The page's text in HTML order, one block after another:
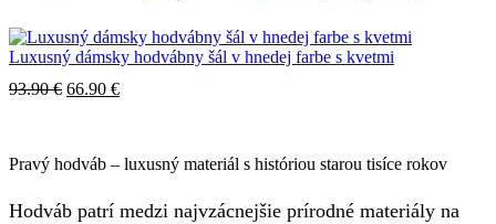
Luxusný dámsky hodvábny šál v hnedej farbe s kvetmi
93.90€ Pôvodná
66.90 €Aktuálna
Pravý hodváb – luxusný materiál s históriou starou tisíce rokov
Hodváb patrí medzi najvzácnejšie prírodné materiály na